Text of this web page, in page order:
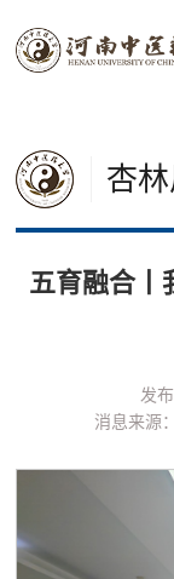
杏
五育融合丨
发
消息来源：